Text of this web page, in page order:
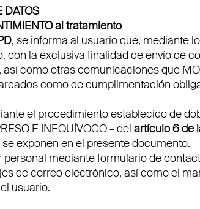
DATOS
al tratamiento
, se informa al usuario que, mediante
con la exclusiva finalidad de envío de
como otras comunicaciones que
como de cumplimentación
el procedimiento establecido de
E INEQUÍVOCO – del artículo 6de
exponen en el presente documento.
mediante formulario de
de correo electrónico, así como el
usuario.